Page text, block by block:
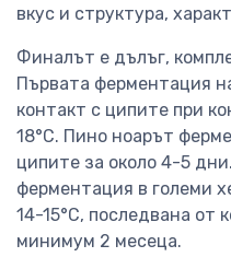
вкус и структура,
Финалът е дълъг,
Първата ферментация
контакт с ципите при
18°C. Пино ноарът
ципите за около 4-5
ферментация в големи
14-15°C, последвана от
минимум 2 месеца.